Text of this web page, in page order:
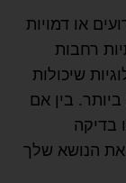
או דמויות
רחבות
שיכולות
בין אם
בדיקה
את הנושא שלך